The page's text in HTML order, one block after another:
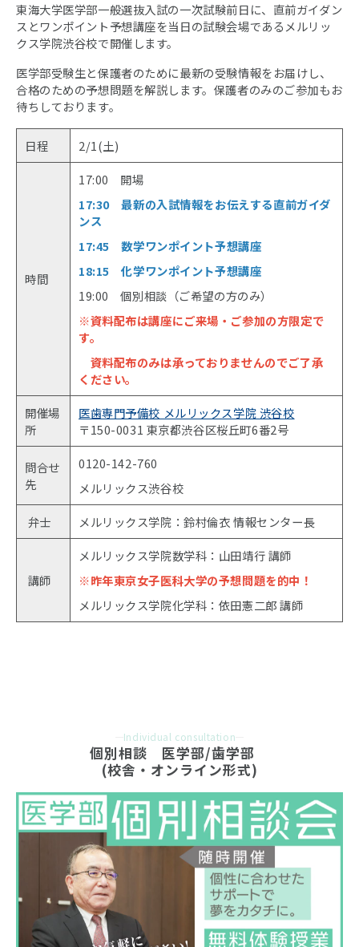
東海大学医学部一般選抜入試の一次試験前日に、直前ガイダン
スとワンポイント予想講座を当日の試験会場であるメルリッ
クス学院渋谷校で開催します。
医学部受験生と保護者のために最新の受験情報をお届けし、
合格のための予想問題を解説します。保護者のみのご参加もお
待ちしております。
日程 2/1(土)
時間
17:00 開場
17:30 最新の入試情報をお伝えする直前ガイダ
ンス
17:45 数学ワンポイント予想講座
18:15 化学ワンポイント予想講座
19:00 個別相談（ご希望の方のみ）
※資料配布は講座にご来場・ご参加の方限定で
す。
資料配布のみは承っておりませんのでご了承
ください。
開催場
所
医歯専門予備校 メルリックス学院 渋谷校
〒150-0031 東京都渋谷区桜丘町6番2号
問合せ
先
0120-142-760
メルリックス渋谷校
弁士
メルリックス学院：鈴村倫衣 情報センター長
講師
メルリックス学院数学科：山田靖行 講師
※昨年東京女子医科大学の予想問題を的中！
メルリックス学院化学科：依田憲二郎 講師
Individual consultation
個別相談　医学部/歯学部
(校舎・オンライン形式)